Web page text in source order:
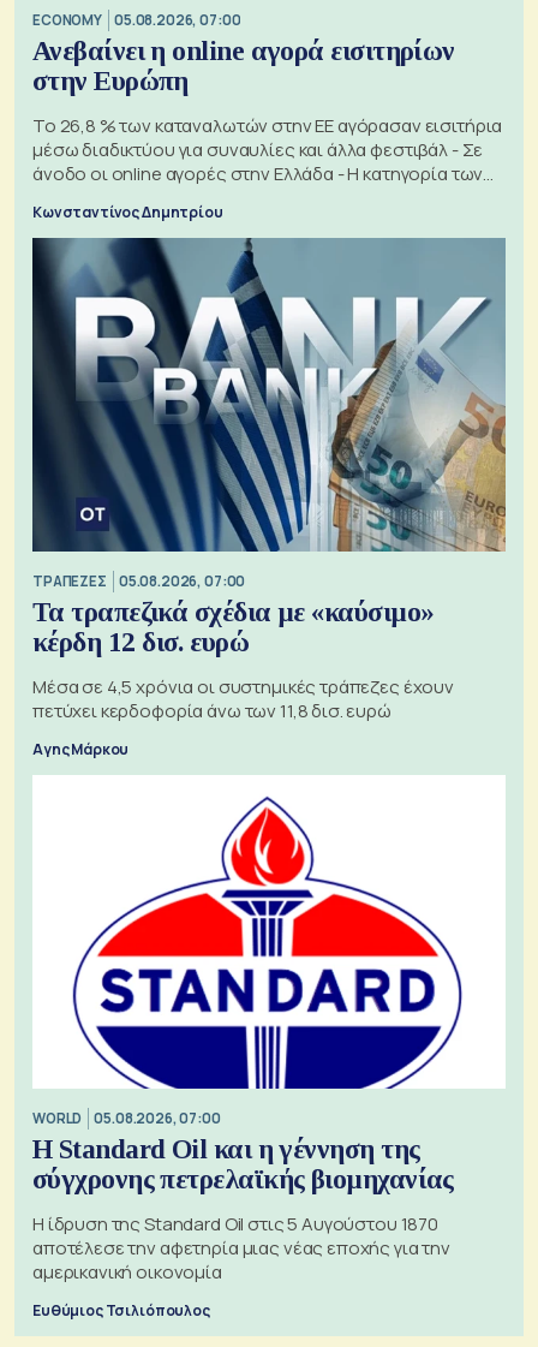
ECONOMY 05.08.2026, 07:00
Ανεβαίνει η online αγορά εισιτηρίων
στην Ευρώπη
Το 26,8 % των καταναλωτών στην ΕΕ αγόρασαν εισιτήρια
μέσω διαδικτύου για συναυλίες και άλλα φεστιβάλ - Σε
άνοδο οι online αγορές στην Ελλάδα - Η κατηγορία των
εισιτηρίων
Κωνσταντίνος Δημητρίου
ΤΡΑΠΕΖΕΣ 05.08.2026, 07:00
Τα τραπεζικά σχέδια με «καύσιμο»
κέρδη 12 δισ. ευρώ
Μέσα σε 4,5 χρόνια οι συστημικές τράπεζες έχουν
πετύχει κερδοφορία άνω των 11,8 δισ. ευρώ
Αγης Μάρκου
WORLD 05.08.2026, 07:00
Η Standard Oil και η γέννηση της
σύγχρονης πετρελαϊκής βιομηχανίας
Η ίδρυση της Standard Oil στις 5 Αυγούστου 1870
αποτέλεσε την αφετηρία μιας νέας εποχής για την
αμερικανική οικονομία
Ευθύμιος Τσιλιόπουλος